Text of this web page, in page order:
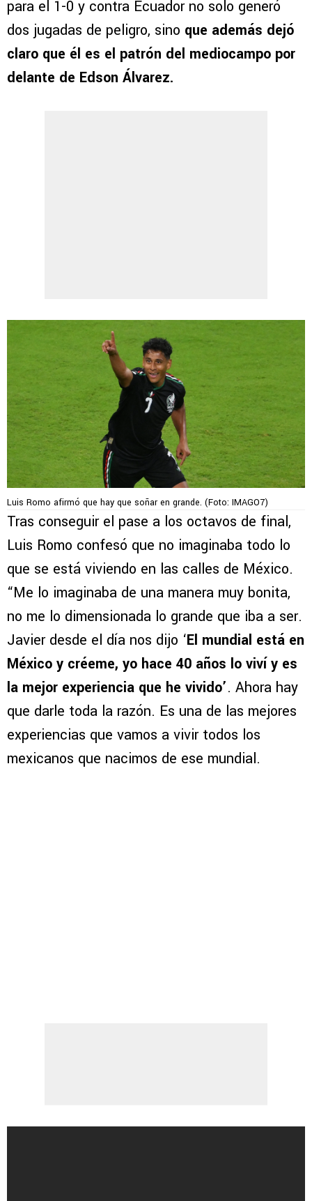
para el 1-0 y contra Ecuador no solo generó
dos jugadas de peligro, sino que además dejó
claro que él es el patrón del mediocampo por
delante de Edson Álvarez.
Luis Romo afirmó que hay que soñar en grande. (Foto: IMAGO7)
Tras conseguir el pase a los octavos de final,
Luis Romo confesó que no imaginaba todo lo
que se está viviendo en las calles de México.
“Me lo imaginaba de una manera muy bonita,
no me lo dimensionada lo grande que iba a ser.
Javier desde el día nos dijo ‘El mundial está en
México y créeme, yo hace 40 años lo viví y es
la mejor experiencia que he vivido’. Ahora hay
que darle toda la razón. Es una de las mejores
experiencias que vamos a vivir todos los
mexicanos que nacimos de ese mundial.